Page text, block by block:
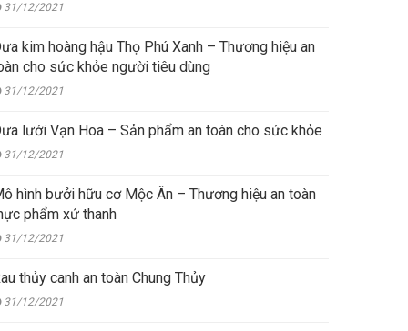
31/12/2021
kim hoàng hậu Thọ Phú Xanh – Thương hiệu an
cho sức khỏe người tiêu dùng
31/12/2021
lưới Vạn Hoa – Sản phẩm an toàn cho sức khỏe
31/12/2021
hình bưởi hữu cơ Mộc Ân – Thương hiệu an toàn
phẩm xứ thanh
31/12/2021
thủy canh an toàn Chung Thủy
31/12/2021